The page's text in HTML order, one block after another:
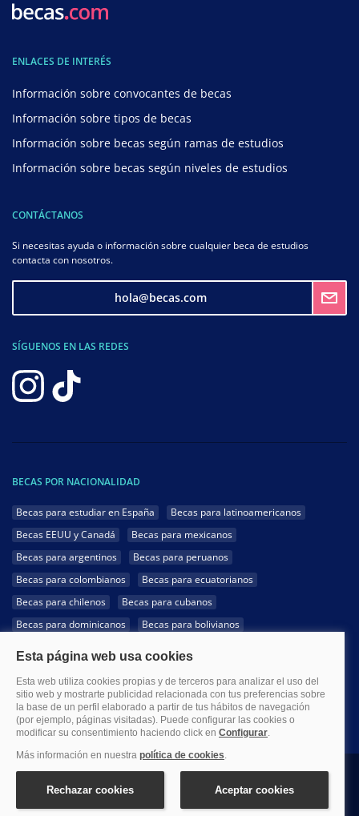
ENLACES DE INTERÉS
Información sobre convocantes de becas
Información sobre tipos de becas
Información sobre becas según ramas de estudios
Información sobre becas según niveles de estudios
CONTÁCTANOS
Si necesitas ayuda o información sobre cualquier beca de estudios
contacta con nosotros.
hola@becas.com
SÍGUENOS EN LAS REDES
BECAS POR NACIONALIDAD
Becas para estudiar en España
Becas para latinoamericanos
Becas EEUU y Canadá
Becas para mexicanos
Becas para argentinos
Becas para peruanos
Becas para colombianos
Becas para ecuatorianos
Becas para chilenos
Becas para cubanos
Becas para dominicanos
Becas para bolivianos
Becas para hondureños
Becas para paraguayos
Becas para uruguayos
Becas para salvadoreños
1999-2026 Becas.com @Todos los derechos reservados